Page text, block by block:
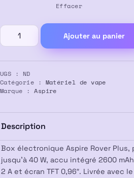
Effacer
quantité
de
Rover
Plus
–
ASPIRE
Ajouter au panier
UGS : ND
Catégorie : Matériel de vape
Marque :Aspire
Description
Box électronique Aspire Rover Plus,
jusqu’à 40 W, accu intégré 2600
2 A et écran TFT 0,96″. Livrée avec